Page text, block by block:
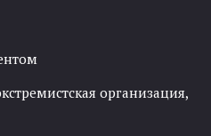
организация,